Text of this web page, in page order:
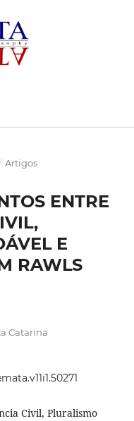
/ Artigos
ENTRE
E
RAWLS
Catarina
Civil, Pluralismo